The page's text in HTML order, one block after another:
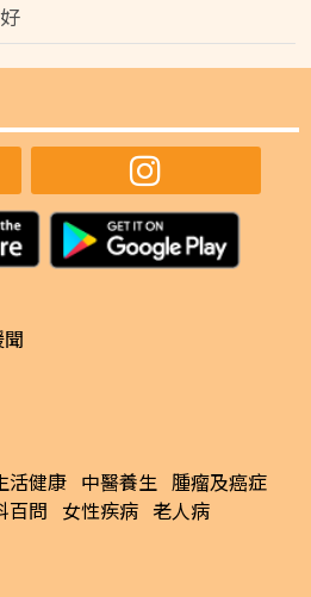
活健康 中醫養生 腫瘤及癌症
百問 女性疾病 老人病